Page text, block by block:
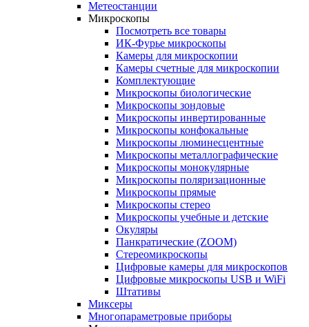
Метеостанции
Микроскопы
Посмотреть все товары
ИК-Фурье микроскопы
Камеры для микроскопии
Камеры счетные для микроскопии
Комплектующие
Микроскопы биологические
Микроскопы зондовые
Микроскопы инвертированные
Микроскопы конфокальные
Микроскопы люминесцентные
Микроскопы металлографические
Микроскопы монокулярные
Микроскопы поляризационные
Микроскопы прямые
Микроскопы стерео
Микроскопы учебные и детские
Окуляры
Панкратические (ZOOM)
Стереомикроскопы
Цифровые камеры для микроскопов
Цифровые микроскопы USB и WiFi
Штативы
Миксеры
Многопараметровые приборы